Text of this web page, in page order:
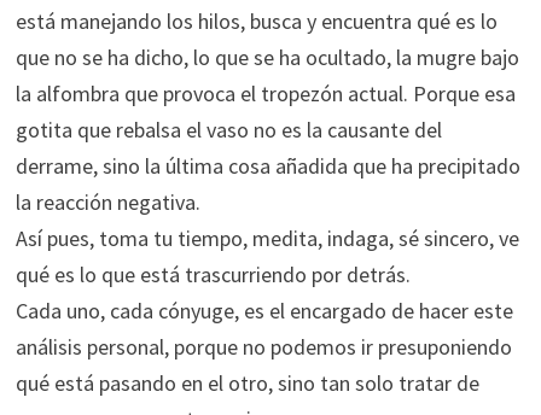
está manejando los hilos, busca y encuentra qué es lo
que no se ha dicho, lo que se ha ocultado, la mugre bajo
la alfombra que provoca el tropezón actual. Porque esa
gotita que rebalsa el vaso no es la causante del
derrame, sino la última cosa añadida que ha precipitado
la reacción negativa.
Así pues, toma tu tiempo, medita, indaga, sé sincero, ve
qué es lo que está trascurriendo por detrás.
Cada uno, cada cónyuge, es el encargado de hacer este
análisis personal, porque no podemos ir presuponiendo
qué está pasando en el otro, sino tan solo tratar de